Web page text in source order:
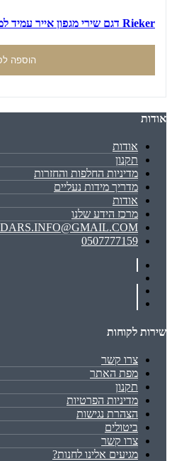
Rieker דגם שירי מגפון אייר עמיד למיים M6052-00
הוספה
אודות
אודות
תקנון
מדיניות החלפות והחזרות
מדריך מידות נעליים
אודות
מרכז הידע שלנו
0507777159
שירות לקוחות
צרו קשר
מפת האתר
תקנון
מדיניות הפרטיות
הצהרת נגישות
ביטולים
צרו קשר
מגיעים אלינו לחנות?